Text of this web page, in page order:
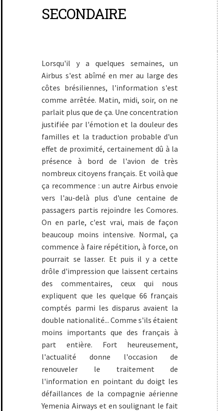
SECONDAIRE
Lorsqu'il y a quelques semaines, un
Airbus s'est abîmé en mer au large des
côtes brésiliennes, l'information s'est
comme arrêtée. Matin, midi, soir, on ne
parlait plus que de ça. Une concentration
justifiée par l'émotion et la douleur des
familles et la traduction probable d'un
effet de proximité, certainement dû à la
présence à bord de l'avion de très
nombreux citoyens français. Et voilà que
ça recommence : un autre Airbus envoie
vers l'au-delà plus d'une centaine de
passagers partis rejoindre les Comores.
On en parle, c'est vrai, mais de façon
beaucoup moins intensive. Normal, ça
commence à faire répétition, à force, on
pourrait se lasser. Et puis il y a cette
drôle d'impression que laissent certains
des commentaires, ceux qui nous
expliquent que les quelque 66 français
comptés parmi les disparus avaient la
double nationalité... Comme s'ils étaient
moins importants que des français à
part entière. Fort heureusement,
l'actualité donne l'occasion de
renouveler le traitement de
l'information en pointant du doigt les
défaillances de la compagnie aérienne
Yemenia Airways et en soulignant le fait